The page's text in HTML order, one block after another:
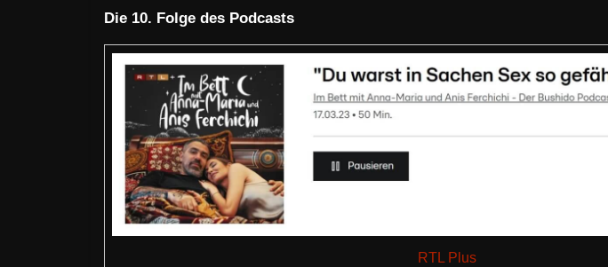
Die 10. Folge des Podcasts
RTL Plus